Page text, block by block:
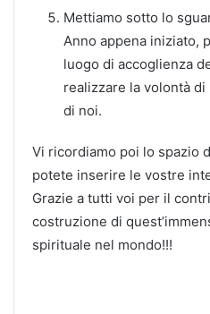
Mettiamo sotto lo
Anno appena iniziato,
luogo di accoglienza
realizzare la volontà
di noi.
Vi ricordiamo poi lo spazio
potete inserire le vostre
Grazie a tutti voi per il
costruzione di
spirituale nel mondo!!!